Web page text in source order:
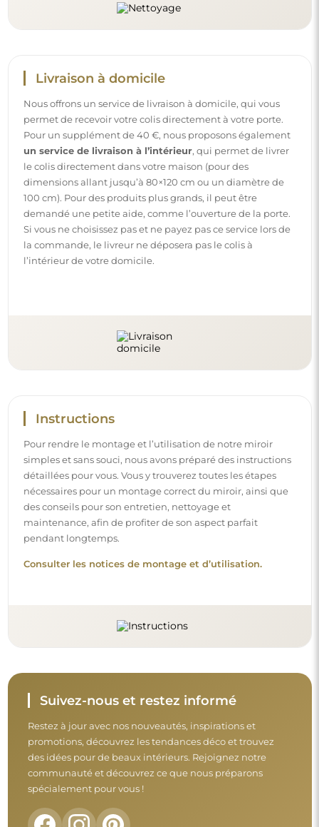
Livraison à domicile
Nous offrons un service de livraison à domicile, qui vous
permet de recevoir votre colis directement à votre porte.
Pour un supplément de 40 €, nous proposons également
un service de livraison à l’intérieur, qui permet de livrer
le colis directement dans votre maison (pour des
dimensions allant jusqu’à 80×120 cm ou un diamètre de
100 cm). Pour des produits plus grands, il peut être
demandé une petite aide, comme l’ouverture de la porte.
Si vous ne choisissez pas et ne payez pas ce service lors de
la commande, le livreur ne déposera pas le colis à
l’intérieur de votre domicile.
Instructions
Pour rendre le montage et l’utilisation de notre miroir
simples et sans souci, nous avons préparé des instructions
détaillées pour vous. Vous y trouverez toutes les étapes
nécessaires pour un montage correct du miroir, ainsi que
des conseils pour son entretien, nettoyage et
maintenance, afin de profiter de son aspect parfait
pendant longtemps.
Consulter les notices de montage et d’utilisation.
Suivez-nous et restez informé
Restez à jour avec nos nouveautés, inspirations et
promotions, découvrez les tendances déco et trouvez
des idées pour de beaux intérieurs. Rejoignez notre
communauté et découvrez ce que nous préparons
spécialement pour vous !